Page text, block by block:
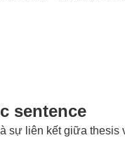
sentence
sự liên kết giữa thesis